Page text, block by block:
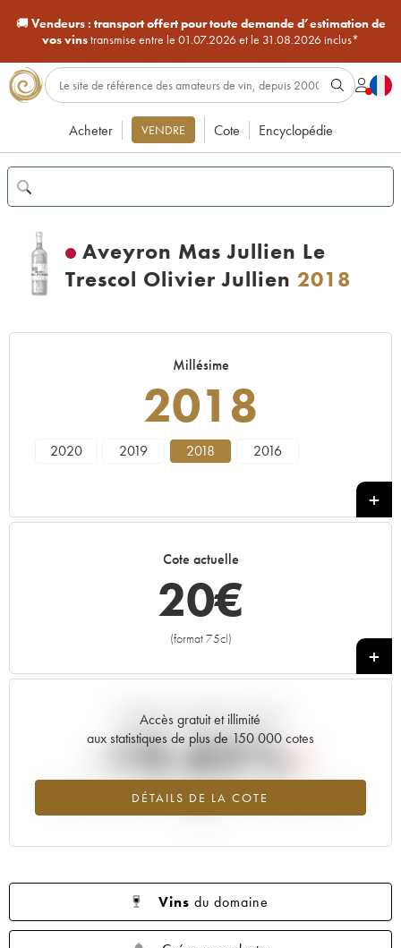
🚚Vendeurs : transport offert pour toute demande d’estimation de
vos vinstransmise entre le 01.07.2026 et le 31.08.2026 inclus*
Acheter VENDRE Cote Encyclopédie
Aveyron Mas Jullien Le
Trescol Olivier Jullien 2018
Millésime
2018
2020 2019 2018 2016
Cote actuelle
20€
(format 75cl)
+
Accès gratuit et illimité
aux statistiques de plus de 150 000 cotes
DÉTAILS DE LA COTE
Tendance actuelle de la cote
-10.85%
Tendance à la baisse du millésime 2018 en 2026 par rapport à
Vins du domaine